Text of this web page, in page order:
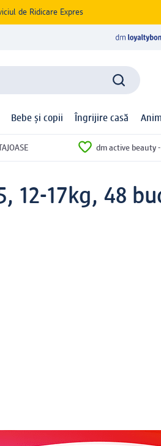
de Ridicare Expres
Bebe și copii Îngrijire casă
dm active beauty
12-17kg, 48